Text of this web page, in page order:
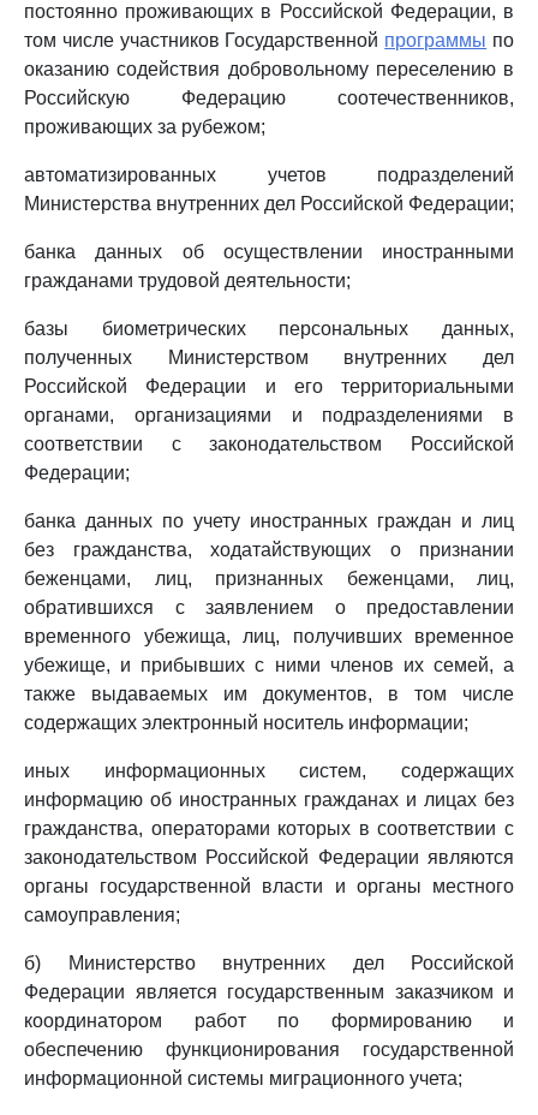
постоянно проживающих в Российской Федерации, в
том числе участников Государственной программы по
оказанию содействия добровольному переселению в
Российскую Федерацию соотечественников,
проживающих за рубежом;
автоматизированных учетов подразделений
Министерства внутренних дел Российской Федерации;
банка данных об осуществлении иностранными
гражданами трудовой деятельности;
базы биометрических персональных данных,
полученных Министерством внутренних дел
Российской Федерации и его территориальными
органами, организациями и подразделениями в
соответствии с законодательством Российской
Федерации;
банка данных по учету иностранных граждан и лиц
без гражданства, ходатайствующих о признании
беженцами, лиц, признанных беженцами, лиц,
обратившихся с заявлением о предоставлении
временного убежища, лиц, получивших временное
убежище, и прибывших с ними членов их семей, а
также выдаваемых им документов, в том числе
содержащих электронный носитель информации;
иных информационных систем, содержащих
информацию об иностранных гражданах и лицах без
гражданства, операторами которых в соответствии с
законодательством Российской Федерации являются
органы государственной власти и органы местного
самоуправления;
б) Министерство внутренних дел Российской
Федерации является государственным заказчиком и
координатором работ по формированию и
обеспечению функционирования государственной
информационной системы миграционного учета;